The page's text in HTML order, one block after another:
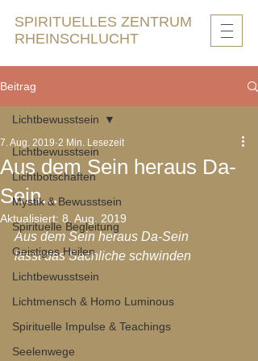
SPIRITUELLES ZENTRUM
RHEINSCHLUCHT
Beitrag
Lichtbewusstsein
Lichtbotschaften
Mystik & Bewusstsein
Spirituelle Begleitung
Geistiges Heilen
Lichtbewusstsein
Lichtmensch & Homo Luminous
Spirituelle Impulse & Teachings
Seelenwege
Lichtbewusstsein
Aus dem Sein heraus Da-
Sein...
7. Aug. 2019 2 Min. Lesezeit
Aktualisiert: 8. Aug. 2019
Aus dem Sein heraus Da-Sein
lässt das Sachliche schwinden